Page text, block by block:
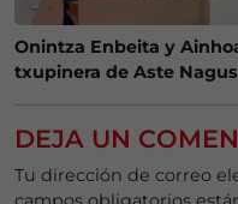
Onintza Enbeita y
txupinera de Aste
DEJA UN
Tu dirección de correo